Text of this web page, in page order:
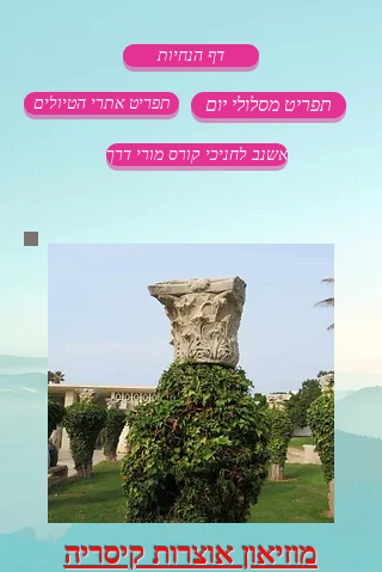
דף הנחיות
תפריט אתרי הטיולים
אשנב לחניכי קורס מורי דרך
תפריט מסלולי יום
מוזיאון אוצרות קיסריה